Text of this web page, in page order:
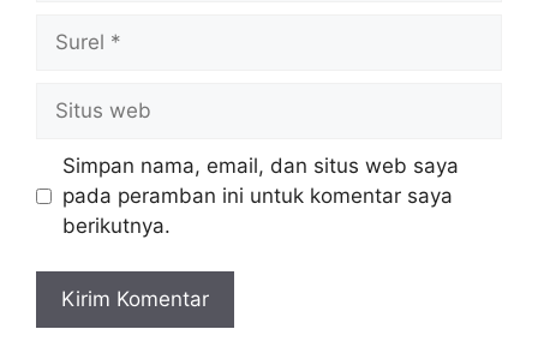
web
Simpan nama, email, dan situs web saya
pada peramban ini untuk komentar saya
berikutnya.